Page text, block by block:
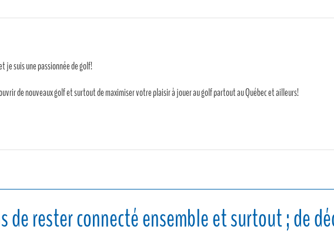
je suis une passionnée de golf!
de nouveaux golf et surtout de maximiser votre plaisir à jouer au golf partout au Québec et ailleurs!
de rester connecté ensemble et surtout ; de